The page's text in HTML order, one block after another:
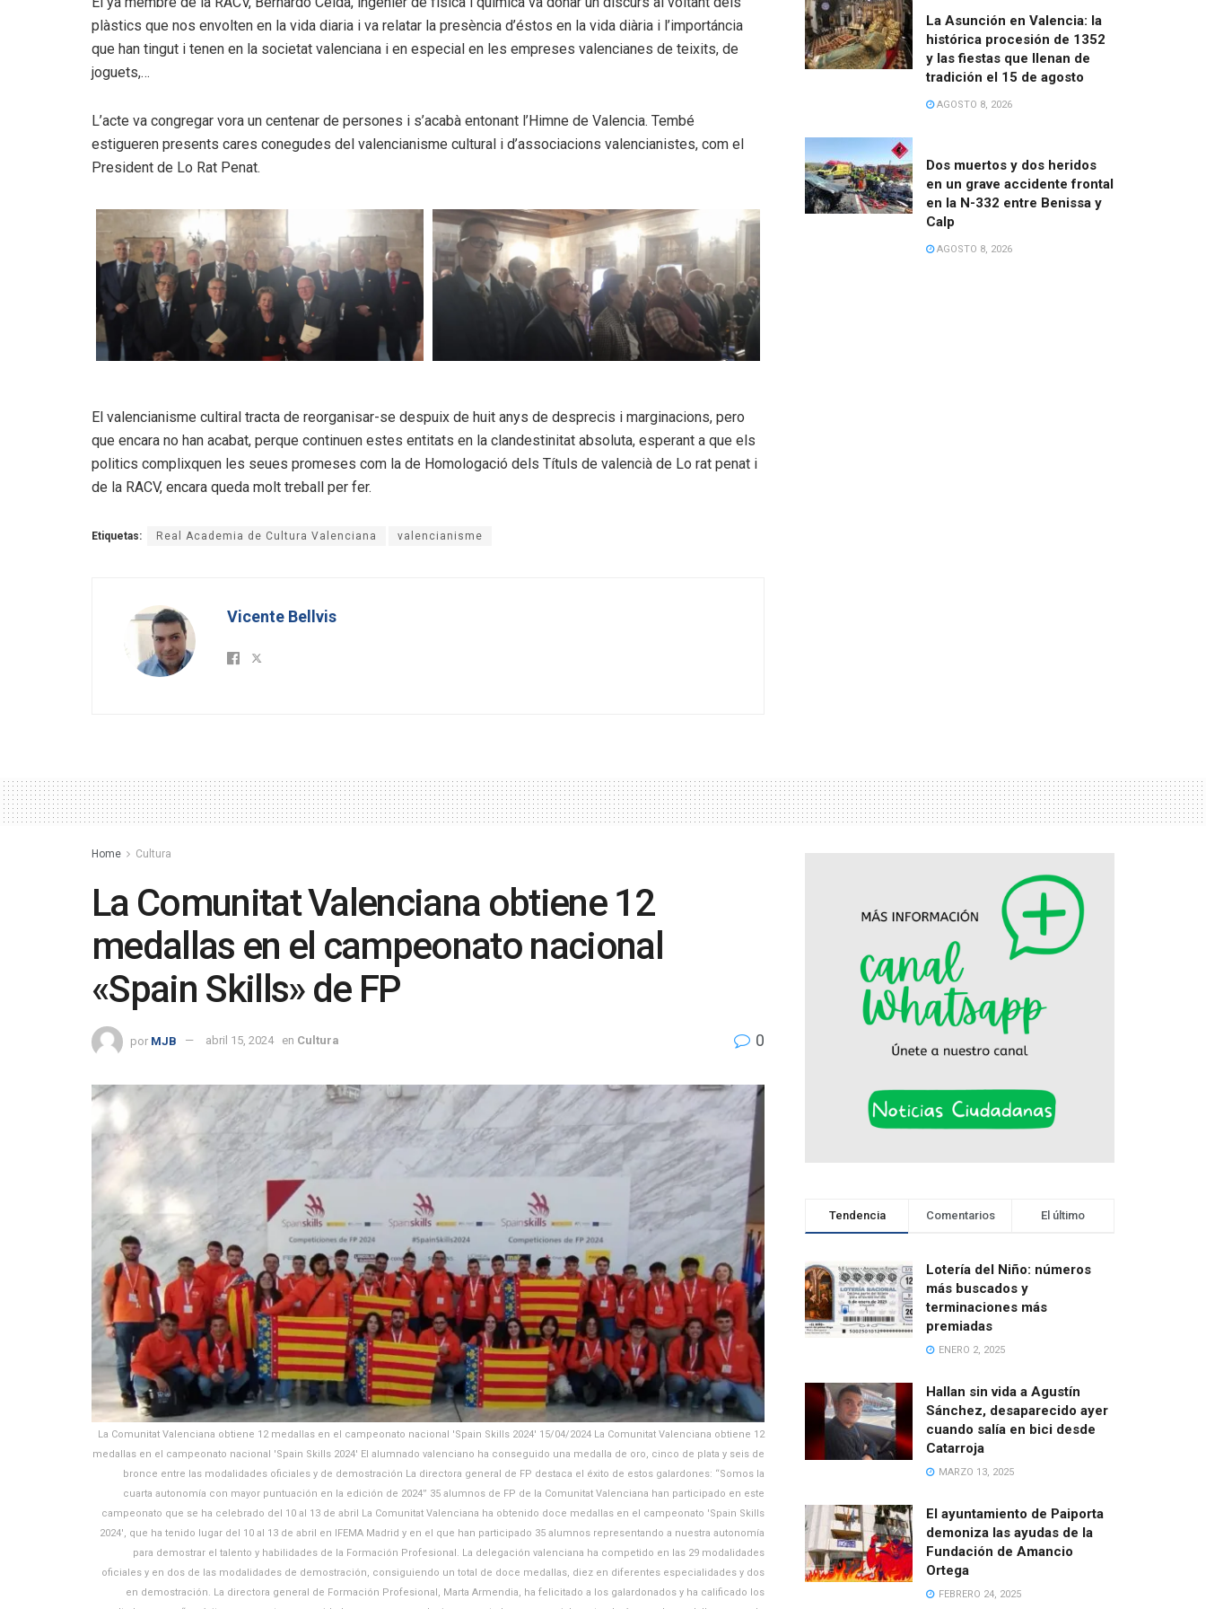
plàstics que nos envolten en la vida diaria i va relatar la presència d’éstos en la vida diària i l’importáncia
que han tingut i tenen en la societat valenciana i en especial en les empreses valencianes de teixits, de
joguets,…
L’acte va congregar vora un centenar de persones i s’acabà entonant l’Himne de Valencia. Tembé
estigueren presents cares conegudes del valencianisme cultural i d’associacions valencianistes, com el
President de Lo Rat Penat.
El valencianisme cultiral tracta de reorganisar-se despuix de huit anys de desprecis i marginacions, pero
que encara no han acabat, perque continuen estes entitats en la clandestinitat absoluta, esperant a que els
politics complixquen les seues promeses com la de Homologació dels Títuls de valencià de Lo rat penat i
de la RACV, encara queda molt treball per fer.
Etiquetas: Real Academia de Cultura Valenciana valencianisme
Vicente Bellvis
La Asunción en Valencia: la
histórica procesión de 1352
y las fiestas que llenan de
tradición el 15 de agosto
AGOSTO 8, 2026
Dos muertos y dos heridos
en un grave accidente frontal
en la N-332 entre Benissa y
Calp
AGOSTO 8, 2026
Home Cultura
La Comunitat Valenciana obtiene 12
medallas en el campeonato nacional
«Spain Skills» de FP
por MJB abril 15, 2024 en Cultura 0
La Comunitat Valenciana obtiene 12 medallas en el campeonato nacional 'Spain Skills 2024' 15/04/2024 La Comunitat Valenciana obtiene 12
medallas en el campeonato nacional 'Spain Skills 2024' El alumnado valenciano ha conseguido una medalla de oro, cinco de plata y seis de
bronce entre las modalidades oficiales y de demostración La directora general de FP destaca el éxito de estos galardones: “Somos la
cuarta autonomía con mayor puntuación en la edición de 2024” 35 alumnos de FP de la Comunitat Valenciana han participado en este
campeonato que se ha celebrado del 10 al 13 de abril La Comunitat Valenciana ha obtenido doce medallas en el campeonato 'Spain Skills
2024', que ha tenido lugar del 10 al 13 de abril en IFEMA Madrid y en el que han participado 35 alumnos representando a nuestra autonomía
para demostrar el talento y habilidades de la Formación Profesional. La delegación valenciana ha competido en las 29 modalidades
oficiales y en dos de las modalidades de demostración, consiguiendo un total de doce medallas, diez en diferentes especialidades y dos
en demostración. La directora general de Formación Profesional, Marta Armendia, ha felicitado a los galardonados y ha calificado los
Tendencia Comentarios El último
Lotería del Niño: números
más buscados y
terminaciones más
premiadas
ENERO 2, 2025
Hallan sin vida a Agustín
Sánchez, desaparecido ayer
cuando salía en bici desde
Catarroja
MARZO 13, 2025
El ayuntamiento de Paiporta
demoniza las ayudas de la
Fundación de Amancio
Ortega
FEBRERO 24, 2025